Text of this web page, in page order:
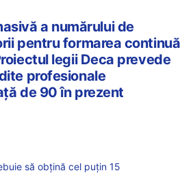
a numărului de
pentru formarea continuă
legii Deca prevede
profesionale
de 90 în prezent
să obțină cel puțin 15